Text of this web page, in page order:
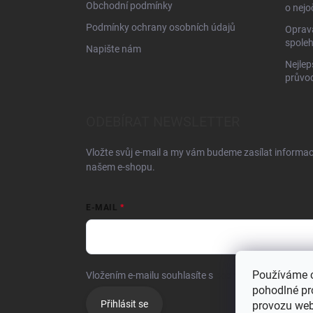
Používáme
pohodlné
provozu
Obchodní podmínky
Podmínky ochrany osobních údajů
Napište nám
o
Vložte svůj e-mail a my vám budeme zasílat
našem e-shopu.
E-MAIL
Vložením e-mailu souhlasíte s podmínkami ochrany
Přihlásit se